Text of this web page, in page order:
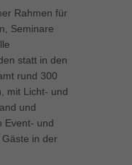
Rahmen für
Seminare
statt in den
rund 300
mit Licht- und
und
Event- und
in der